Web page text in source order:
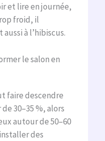
et lire en journée,
froid, il
à l’hibiscus.
le salon en
faire descendre
30–35 %, alors
autour de 50–60
des